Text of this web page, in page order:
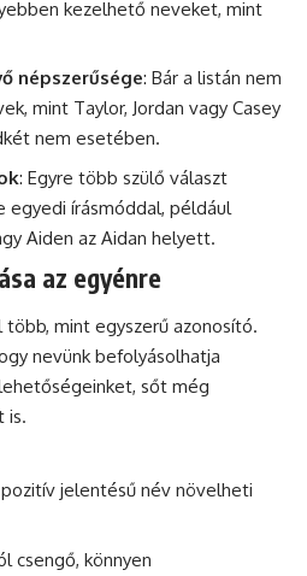
kezelhető neveket, mint
népszerűsége: Bár a listán nem
mint Taylor, Jordan vagy Casey
nem esetében.
: Egyre több szülő választ
egyedi írásmóddal, például
Aiden az Aidan helyett.
az egyénre
több, mint egyszerű azonosító.
nevünk befolyásolhatja
sőt még
is.
pozitív jelentésű név növelheti
csengő, könnyen